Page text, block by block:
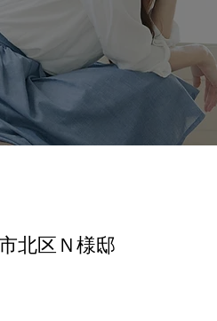
北区Ｎ様邸